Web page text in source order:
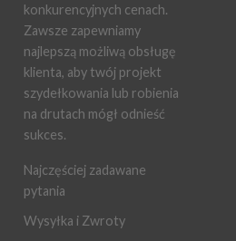
konkurencyjnych cenach.
Zawsze zapewniamy
najlepszą możliwą obsługę
klienta, aby twój projekt
szydełkowania lub robienia
na drutach mógł odnieść
sukces.
Najczęściej zadawane
pytania
Wysyłka i Zwroty